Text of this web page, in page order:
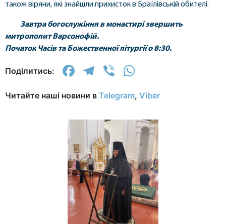
також віряни, які знайшли прихисток в Браїлівській обителі.
Завтра богослужіння в монастирі звершить
митрополит Варсонофій.
Початок Часів та Божественної літургії о 8:30.
Поділитись: Facebook
Telegram
Viber
Читайте наші новини в Telegram, Viber